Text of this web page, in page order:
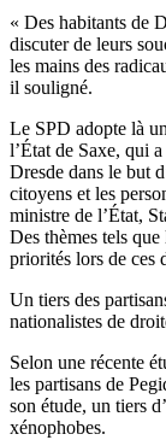
« Des habitants de
discuter de leurs
les mains des
il souligné.
Le SPD adopte là
l’État de Saxe, qui
Dresde dans le but
citoyens et les
ministre de l’État,
Des thèmes tels
priorités lors de ces
Un tiers des
nationalistes de
Selon une récente
les partisans de
son étude, un tiers
xénophobes.